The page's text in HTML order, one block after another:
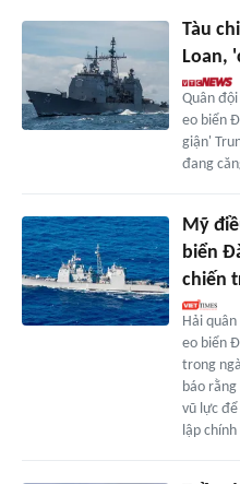
Tàu
Loan,
Quân
eo biển
giận'
đang
Mỹ
biển
chiến
Hải
eo biển
trong
báo
vũ lực
lập